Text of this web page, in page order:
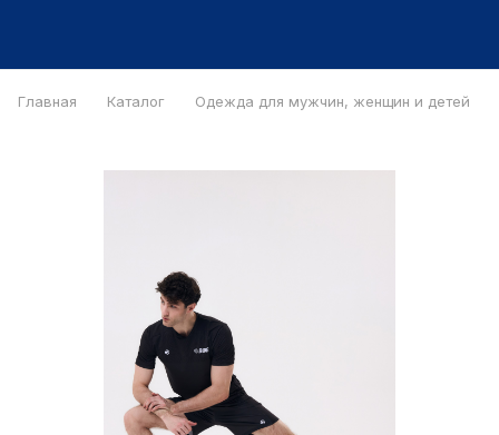
Главная Каталог Одежда для мужчин, женщин и детей